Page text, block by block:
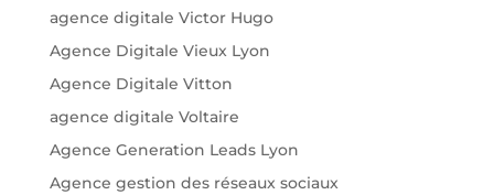
agence digitale Victor Hugo
Agence Digitale Vieux Lyon
Agence Digitale Vitton
agence digitale Voltaire
Agence Generation Leads Lyon
Agence gestion des réseaux sociaux